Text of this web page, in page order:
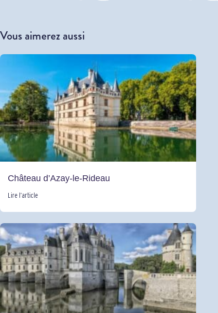
Vous aimerez aussi
Château d’Azay-le-Rideau
Lire l’article